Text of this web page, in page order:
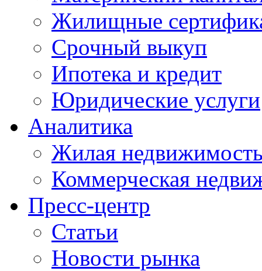
Жилищные
Срочный выкуп
Ипотека и кредит
Юридические услуги
Аналитика
Жилая
Коммерческая
Пресс-центр
Статьи
Новости рынка